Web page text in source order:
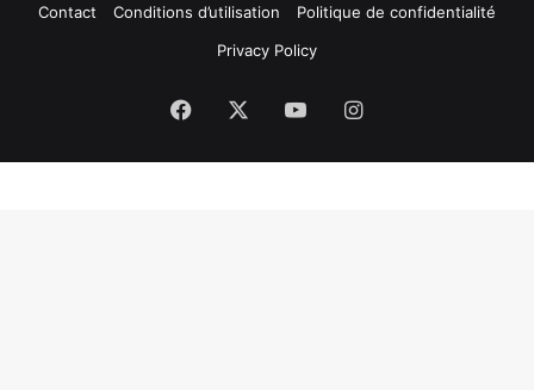
Contact
Conditions d’utilisation
Politique de confidentialité
Privacy Policy
Facebook YouTubeInstagram